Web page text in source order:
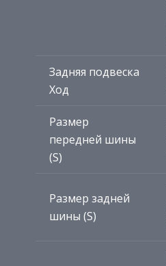
Задняя подвеска
Ход
Размер
передней шины
(S)
Размер задней
шины (S)